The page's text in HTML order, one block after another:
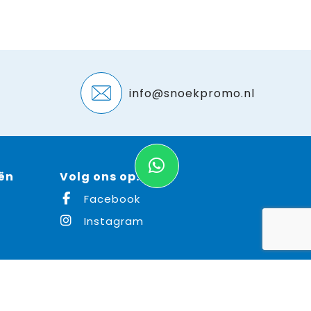
info@snoekpromo.nl
Volg ons op:
Facebook
Instagram